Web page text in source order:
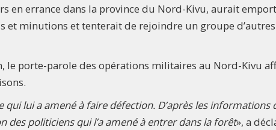
en errance dans la province du Nord-Kivu, aurait
et minutions et tenterait de rejoindre un groupe
le porte-parole des opérations militaires au Nord-Kivu
qui lui a amené à faire défection. D’après les informations
des politiciens qui l’a amené à entrer dans la forêt», a